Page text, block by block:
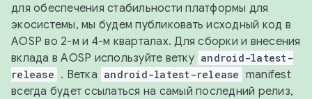
для обеспечения стабильности платформы для
экосистемы, мы будем публиковать исходный код в
AOSP во 2-м и 4-м кварталах. Для сборки и внесения
вклада в AOSP используйте ветку android-latest-
release . Ветка android-latest-release manifest
всегда будет ссылаться на самый последний релиз,